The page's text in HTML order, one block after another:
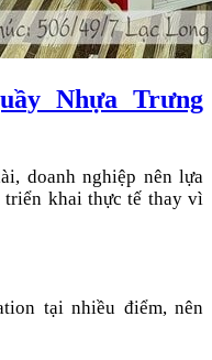
Nhựa Trưng
doanh nghiệp nên lựa
triển khai thực tế thay vì
tại nhiều điểm, nên